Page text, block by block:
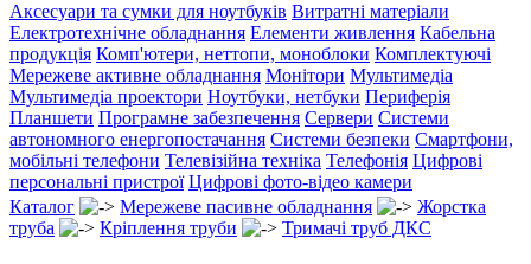
Аксесуари та сумки для ноутбуків Витратні матеріали
Електротехнічне обладнання Елементи живлення Кабельна
продукція Комп'ютери, неттопи, моноблоки Комплектуючі
Мережеве активне обладнання Монітори Мультимедіа
Мультимедіа проектори Ноутбуки, нетбуки Периферія
Планшети Програмне забезпечення Сервери Системи
автономного енергопостачання Системи безпеки Смартфони,
мобільні телефони Телевізійна техніка Телефонія Цифрові
персональні пристрої Цифрові фото-відео камери
Каталог
Мережеве пасивне обладнання
Жорстка
труба
Кріплення труби Тримачі труб ДКС